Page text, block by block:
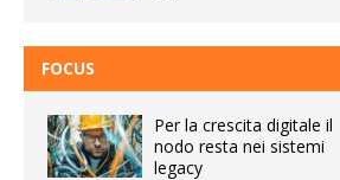
FOCUS
Per la crescita digitale il
nodo resta nei sistemi
legacy